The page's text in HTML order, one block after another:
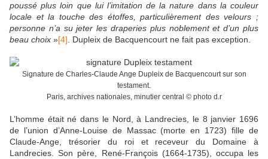
poussé plus loin que lui l’imitation de la nature dans la couleur
locale et la touche des étoffes, particulièrement des velours ;
personne n’a su jeter les draperies plus noblement et d’un plus
beau choix »[4] . Dupleix de Bacquencourt ne fait pas exception.
Signature de Charles-Claude Ange Dupleix de Bacquencourt sur son
testament.
Paris, archives nationales, minutier central © photo d.r
L’homme était né dans le Nord, à Landrecies, le 8 janvier 1696
de l’union d’Anne-Louise de Massac (morte en 1723) fille de
Claude-Ange, trésorier du roi et receveur du Domaine à
Landrecies. Son père, René-François (1664-1735), occupa les